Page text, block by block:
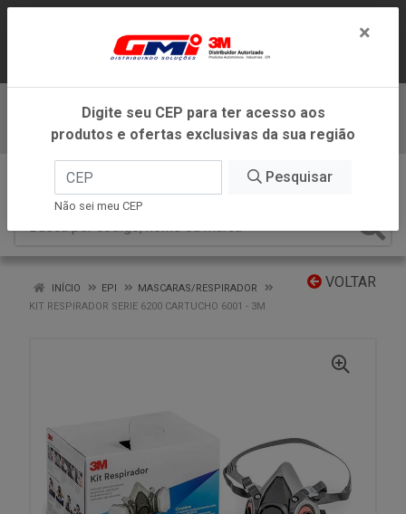
ATENDIMENTO DENTRO DO ESTADO DE
MINAS GERAIS.
Baixe já nosso APP
VOLTAR
INÍCIO EPI
MASCARAS/RESPIRADOR
KIT RESPIRADOR SERIE 6200 CARTUCHO 6001 - 3M
×
Digite seu CEP para ter acesso aos
produtos e ofertas exclusivas da sua região
Pesquisar
Não sei meu CEP